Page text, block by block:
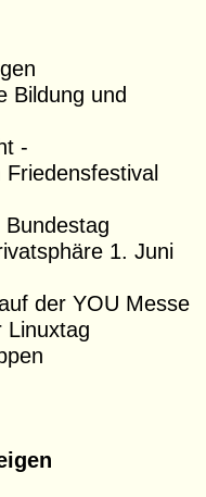
Bildung und
-
1. Juni
der YOU Messe
Linuxtag